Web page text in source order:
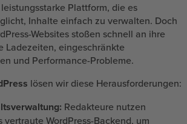
Plattform, die es
Inhalte einfach zu verwalten. Doch
Websites stoßen schnell an ihre
Ladezeiten, eingeschränkte
und Performance-Probleme.
lösen wir diese Herausforderungen:
Redakteure nutzen
WordPress-Backend, um